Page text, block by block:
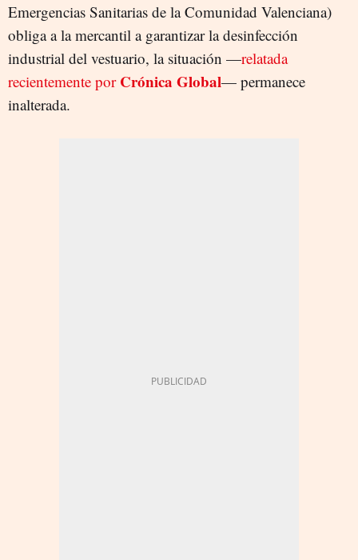
Emergencias Sanitarias de la Comunidad Valenciana)
obliga a la mercantil a garantizar la desinfección
industrial del vestuario, la situación —relatada
recientemente por Crónica Global— permanece
inalterada.